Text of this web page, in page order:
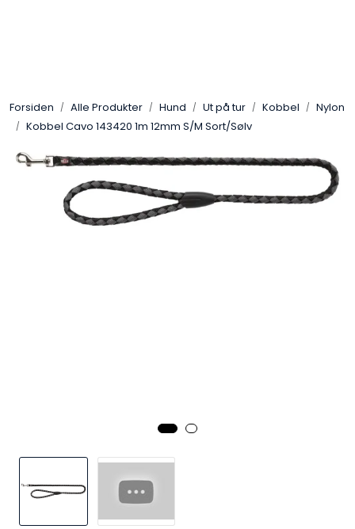
Forsiden Alle Produkter Hund Ut på tur Kobbel
Nylon
Kobbel Cavo 143420 1m 12mm S/M Sort/Sølv
Leverandører
Nyheter